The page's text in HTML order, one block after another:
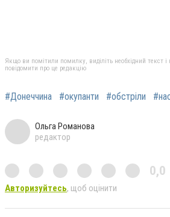
Якщо ви помітили помилку, виділіть необхідний текст
повідомити про це редакцію
#Донеччина #окупанти #обстріли
Ольга Романова
редактор
0,0
Авторизуйтесь, щоб оцінити